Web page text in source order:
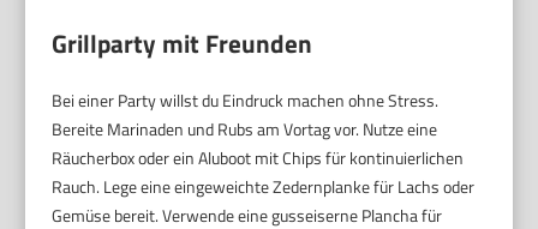
Grillparty mit Freunden
Bei einer Party willst du Eindruck machen ohne Stress.
Bereite Marinaden und Rubs am Vortag vor. Nutze eine
Räucherbox oder ein Aluboot mit Chips für kontinuierlichen
Rauch. Lege eine eingeweichte Zedernplanke für Lachs oder
Gemüse bereit. Verwende eine gusseiserne Plancha für